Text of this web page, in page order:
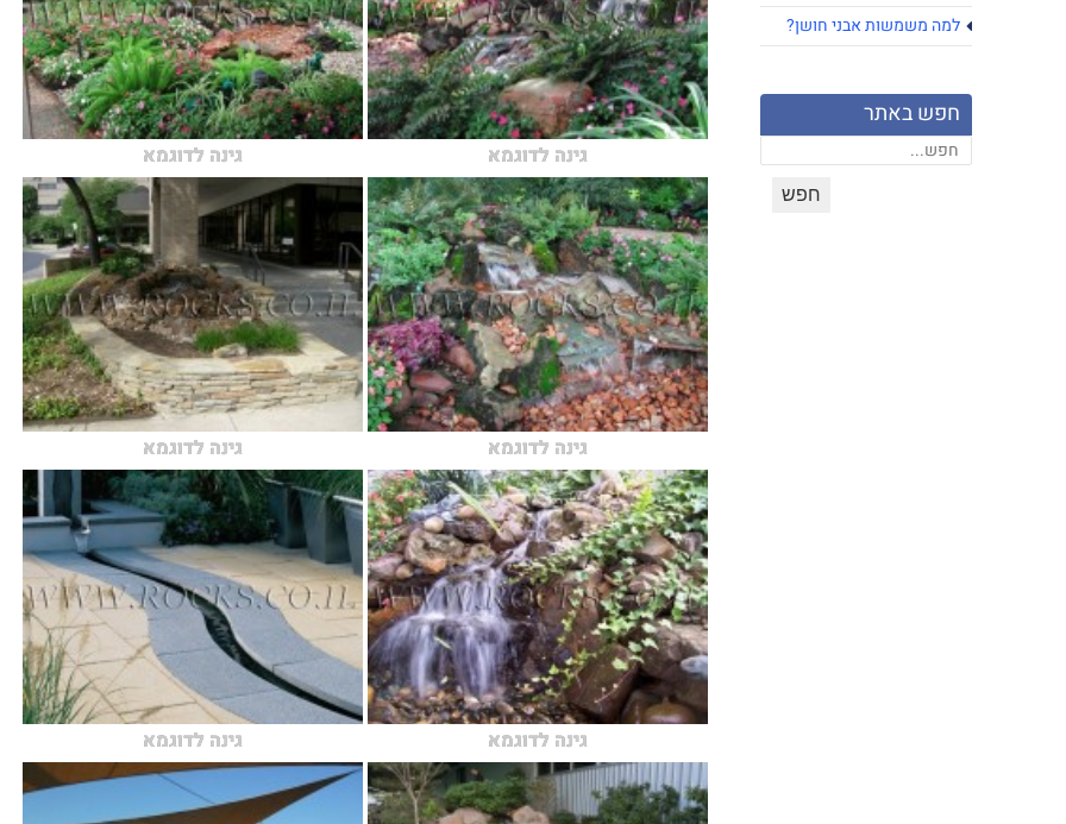
למה משמשות אבני חושן?
חפש באתר
גינה לדוגמא גינה לדוגמא
גינה לדוגמא גינה לדוגמא
גינה לדוגמא גינה לדוגמא